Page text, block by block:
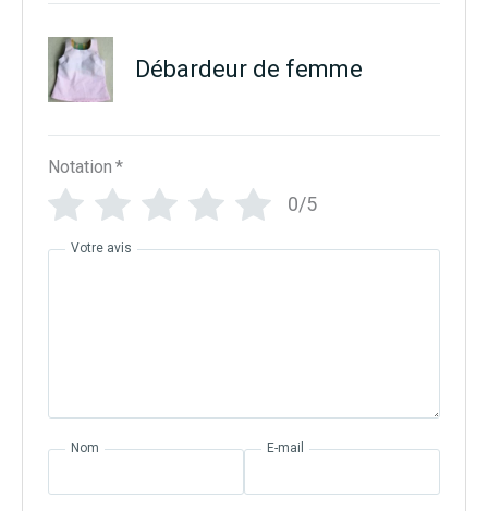
Débardeur de femme
Notation *
0/5
Votre avis
Nom E-mail